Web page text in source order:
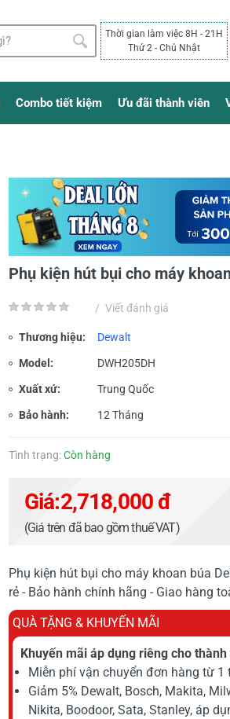
Thời gian làm việc 8H - 21H
Thứ 2 - Chủ Nhật
Combo tiết kiệm Ưu đãi thành viên
Phụ kiện hút bụi cho máy
/ Viết đánh giá
Thương hiệu: Dewalt
Model: DWH205DH
Xuất xứ: Trung Quốc
Bảo hành: 12 Tháng
Tình trạng:Còn hàng
Giá:2,718,000 đ
(Giá trên đã bao gồm thuế VAT)
Phụ kiện hút bụi cho máy khoan búa
rẻ - Bảo hành chính hãng - Giao hàng
QUÀ TẶNG & KHUYẾN MÃI
Khuyến mãi áp dụng riêng cho thành
Miễn phí vận chuyển đơn hàng từ 1
Giảm 5% Dewalt, Bosch, Makita,
Nikita, Boodoor, Sata, Stanley, áp